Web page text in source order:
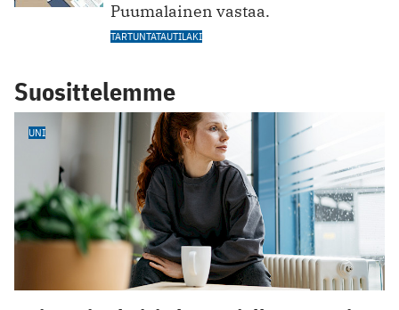
Puumalainen vastaa.
TARTUNTATAUTILAKI
Suosittelemme
UNI